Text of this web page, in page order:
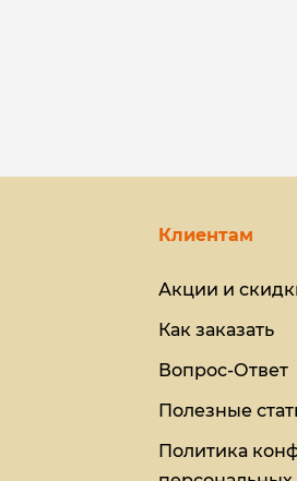
Клиентам
Акции и
Как заказать
Вопрос-Ответ
Полезные
Политика